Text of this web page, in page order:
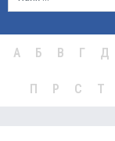
А Б В Г Д
П Р С Т